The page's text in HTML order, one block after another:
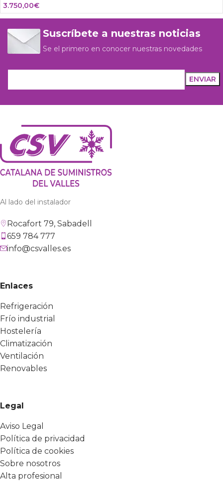
3.750,00€
Suscríbete a nuestras noticias
Se el primero en conocer nuestras novedades
Al lado del instalador
Rocafort 79, Sabadell
659 784 777
info@csvalles.es
Enlaces
Refrigeración
Frío industrial
Hostelería
Climatización
Ventilación
Renovables
Legal
Aviso Legal
Política de privacidad
Política de cookies
Sobre nosotros
Alta profesional